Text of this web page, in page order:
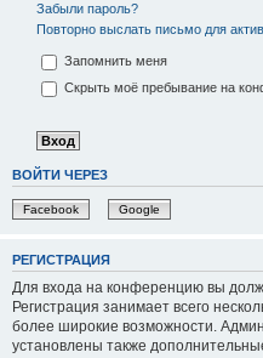
Забыли пароль?
Повторно выслать письмо для
Запомнить меня
Скрыть моё пребывание на
ВОЙТИ ЧЕРЕЗ
Facebook Google
РЕГИСТРАЦИЯ
Для входа на конференцию вы
Регистрация занимает всего
более широкие возможности.
установлены также